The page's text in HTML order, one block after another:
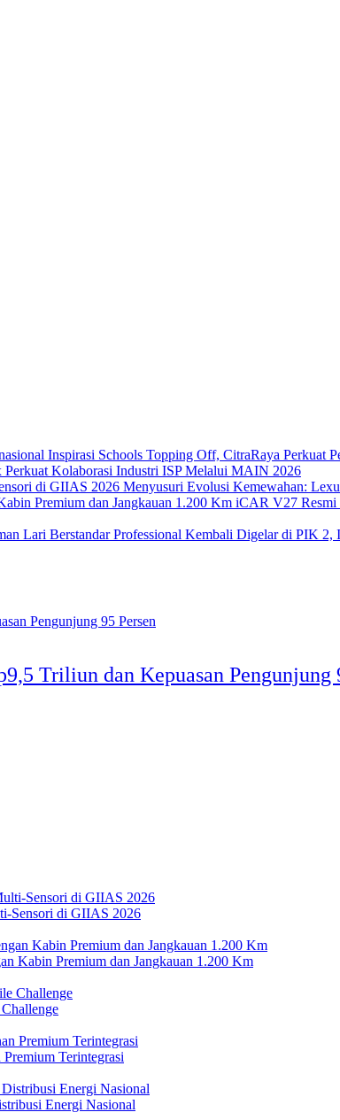
Inspirasi Schools Topping Off, CitraRaya Perkuat
Perkuat Kolaborasi Industri ISP Melalui MAIN 2026
Menyusuri Evolusi Kemewahan:
iCAR V27 Resmi
Kembali Digelar di PIK 2,
Triliun dan Kepuasan Pengunjung
Sensori di GIIAS 2026
Kabin Premium dan Jangkauan 1.200 Km
Terintegrasi
Energi Nasional